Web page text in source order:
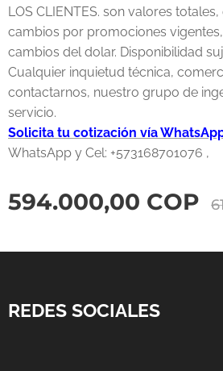
LOS CLIENTES. son valores
cambios por promociones
cambios del dolar. Disponibilidad
Cualquier inquietud técnica,
contactarnos, nuestro grupo de
servicio.
Solicita tu cotización vía
WhatsApp y Cel: +573168701076 ,
594.000,00 COP
REDES SOCIALES